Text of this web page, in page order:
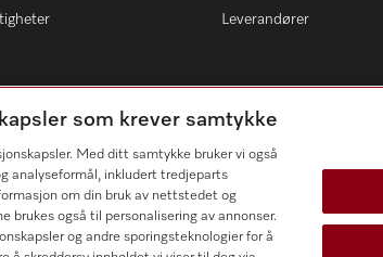
Leverandører
som krever samtykke
Med ditt samtykke bruker vi også
analyseformål, inkludert tredjeparts
om din bruk av nettstedet og
brukes også til personalisering av annonser.
og andre sporingsteknologier for å